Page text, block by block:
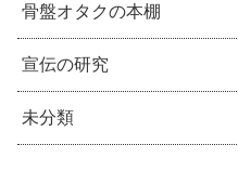
骨盤オタクの本棚
宣伝の研究
未分類